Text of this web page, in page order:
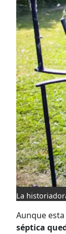
La
Aunque
séptica